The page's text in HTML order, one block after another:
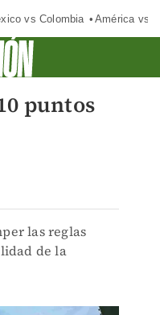
vs Colombia América vs
puntos
las reglas
de la